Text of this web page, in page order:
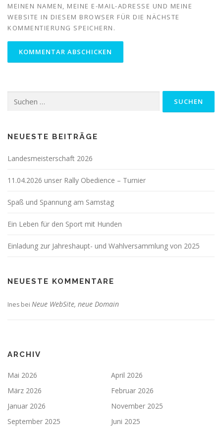
MEINEN NAMEN, MEINE E-MAIL-ADRESSE UND MEINE
WEBSITE IN DIESEM BROWSER FÜR DIE NÄCHSTE
KOMMENTIERUNG SPEICHERN.
nach:
NEUESTE BEITRÄGE
Landesmeisterschaft 2026
11.04.2026 unser Rally Obedience – Turnier
Spaß und Spannung am Samstag
Ein Leben für den Sport mit Hunden
Einladung zur Jahreshaupt- und Wahlversammlung von 2025
NEUESTE KOMMENTARE
Ines bei Neue WebSite, neue Domain
ARCHIV
Mai 2026
April 2026
März 2026
Februar 2026
Januar 2026
November 2025
September 2025
Juni 2025